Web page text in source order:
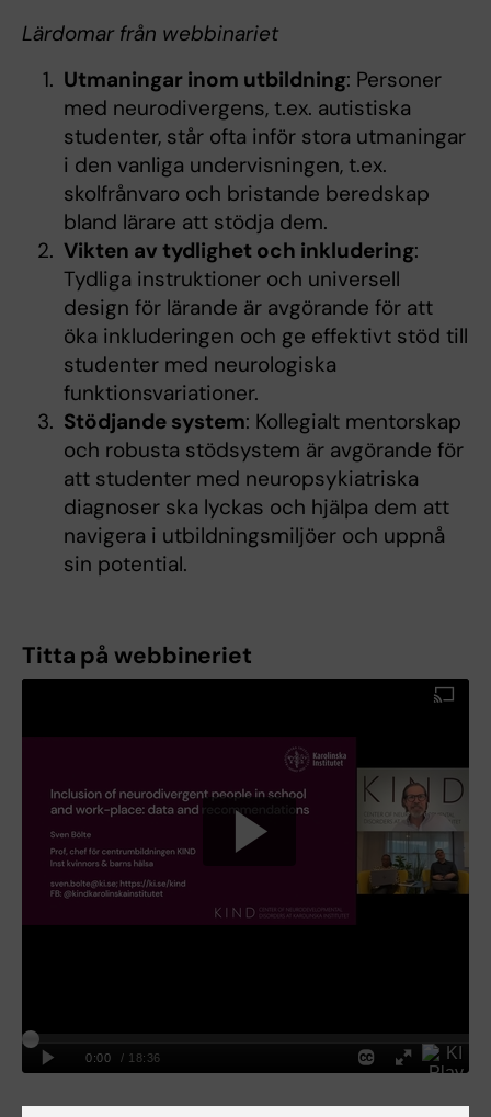
Lärdomar från webbinariet
Utmaningar inom utbildning: Personer
med neurodivergens, t.ex. autistiska
studenter, står ofta inför stora utmaningar
i den vanliga undervisningen, t.ex.
skolfrånvaro och bristande beredskap
bland lärare att stödja dem.
Vikten av tydlighet och inkludering:
Tydliga instruktioner och universell
design för lärande är avgörande för att
öka inkluderingen och ge effektivt stöd till
studenter med neurologiska
funktionsvariationer.
Stödjande system: Kollegialt mentorskap
och robusta stödsystem är avgörande för
att studenter med neuropsykiatriska
diagnoser ska lyckas och hjälpa dem att
navigera i utbildningsmiljöer och uppnå
sin potential.
Titta på webbineriet